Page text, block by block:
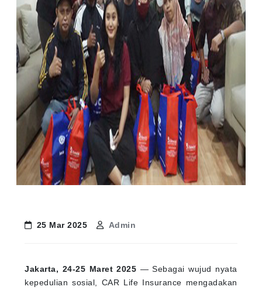
25 Mar 2025 Admin
Jakarta, 24-25 Maret 2025 — Sebagai wujud nyata
kepedulian sosial, CAR Life Insurance mengadakan